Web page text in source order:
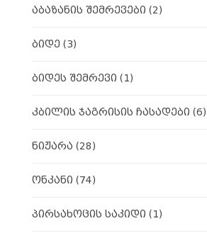
აბაზანის შემრევები (2)
ბიდე (3)
ბიდეს შემრევი (1)
კბილის ჯაგრისის ჩასადები (6)
ნიჟარა (28)
ონკანი (74)
პირსახოცის საკიდი (1)